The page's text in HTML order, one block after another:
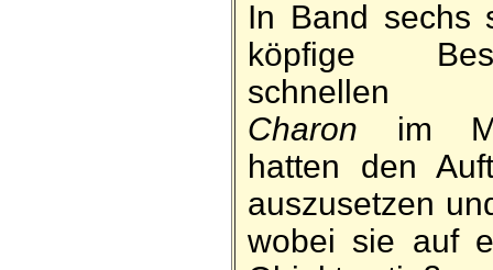
In Band sechs
köpfige
schnellen
Charon im
hatten den
aus­zu­setzen
wo­bei sie auf